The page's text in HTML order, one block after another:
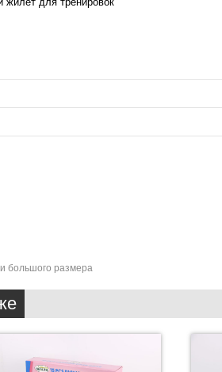
большого размера